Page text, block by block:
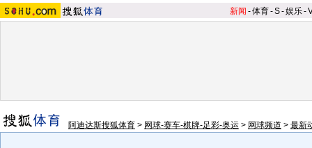
新闻 -体育-S-娱乐-
阿迪达斯搜狐体育 > 网球-赛车-棋牌-足彩-奥运 > 网球频道 > 最新